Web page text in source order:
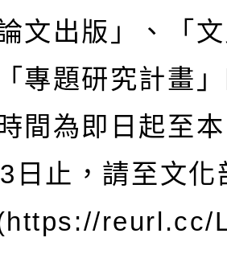
文出版」、「
專題研究計畫
間為即日起至
日止，請至文化
reurl.cc/